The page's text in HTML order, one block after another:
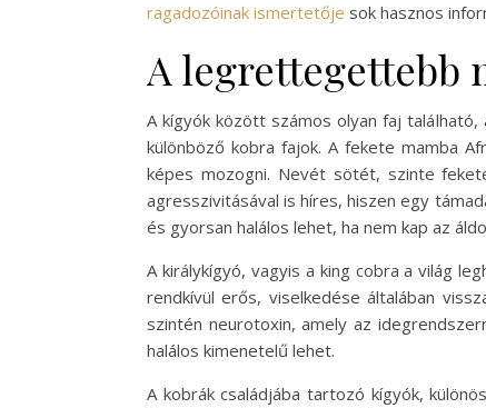
ragadozóinak ismertetője sok hasznos
A legrettegettebb
A kígyók között számos olyan faj
különböző kobra fajok. A fekete mamba
képes mozogni. Nevét sötét, szinte
agresszivitásával is híres, hiszen egy
és gyorsan halálos lehet, ha nem kap az
A királykígyó, vagyis a king cobra a világ
rendkívül erős, viselkedése általában
szintén neurotoxin, amely az
halálos kimenetelű lehet.
A kobrák családjába tartozó kígyók,